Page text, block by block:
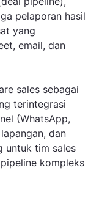
pelaporan hasil
yang
email, dan
sales sebagai
terintegrasi
(WhatsApp,
dan
untuk tim sales
kompleks